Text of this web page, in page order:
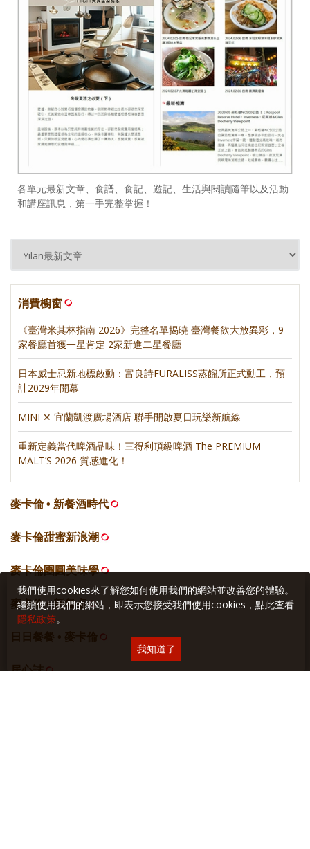
各單元最新文章、食譜、食記、遊記、生活與閱讀隨筆以及活動
和講座訊息，第一手完整掌握！
消費櫥窗
《臺灣米其林指南 2026》完整名單揭曉 臺灣餐飲大放異彩，9
家餐廳首獲一星肯定 2家新進二星餐廳
日本威士忌新地標啟動：富良詩FURALISS蒸餾所正式動工，預
計2029年開幕
MINI ✕ 宜蘭凱渡廣場酒店 聯手開啟夏日玩樂新航線
重新定義當代啤酒品味！三得利頂級啤酒 The PREMIUM
MALT’S 2026 質感進化！
麥卡倫 • 新餐酒時代
麥卡倫甜蜜新浪潮
麥卡倫團圓美味學
麥卡倫 • 新餐桌
日日餐餐 • 麥卡倫
居心誌
我們使用cookies來了解您如何使用我們的網站並改善您的體驗。
繼續使用我們的網站，即表示您接受我們使用cookies，點此查看
隱私政策。
我知道了